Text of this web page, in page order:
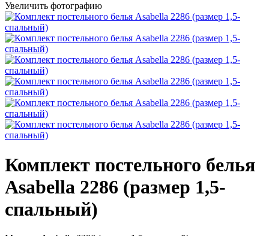
Увеличить фотографию
Комплект постельного белья
Asabella 2286 (размер 1,5-
спальный)